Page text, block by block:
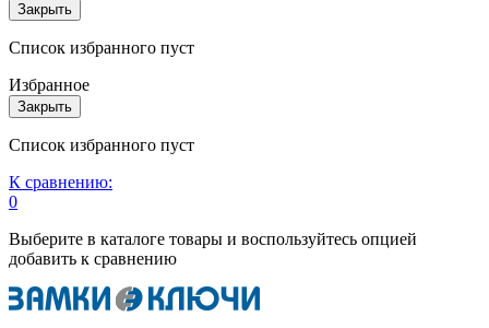
Закрыть
Список избранного пуст
Избранное
Закрыть
Список избранного пуст
К сравнению:
0
Выберите в каталоге товары и воспользуйтесь опцией
добавить к сравнению